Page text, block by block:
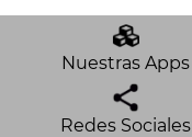
Nuestras Apps
Redes Sociales